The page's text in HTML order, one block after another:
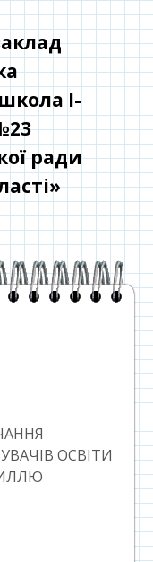
І-
ради
ОСВІТИ